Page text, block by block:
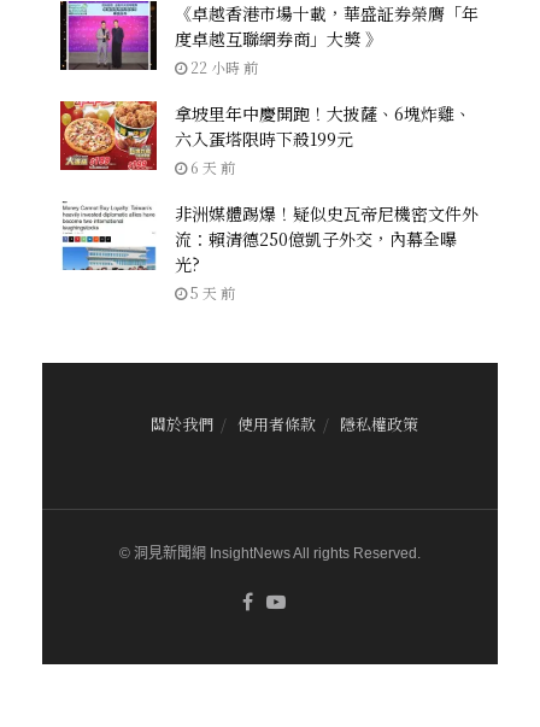
《卓越香港市場十載，華盛証券榮膺「年
度卓越互聯網券商」大獎 》
22 小時 前
拿坡里年中慶開跑！大披薩、6塊炸雞、
六入蛋塔限時下殺199元
6 天 前
非洲媒體踢爆！疑似史瓦帝尼機密文件外
流：賴清德250億凱子外交，內幕全曝
光?
5 天 前
關於我們 使用者條款 隱私權政策
© 洞見新聞網 InsightNews All rights Reserved.